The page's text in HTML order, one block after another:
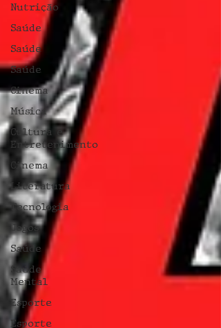
Nutrição
Saúde
Saúde
Saúde
Cinema
Música
Cultura e
Entretenimento
Cinema
Literatura
Tecnologia
Jogos
Saúde
Saúde
Mental
Esporte
Esporte